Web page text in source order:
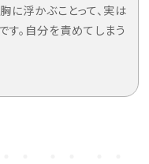
に浮かぶことって、実は
す。自分を責めてしまう